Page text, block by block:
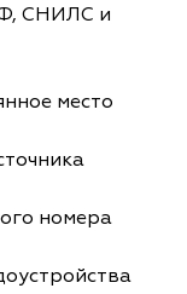
СНИЛС и
место
номера